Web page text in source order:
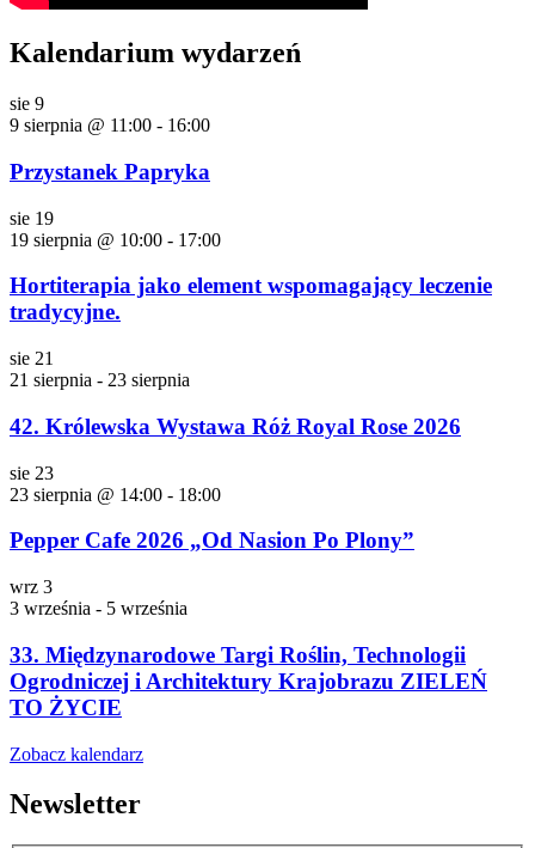
Kalendarium wydarzeń
sie 9
9 sierpnia @ 11:00 - 16:00
Przystanek Papryka
sie 19
19 sierpnia @ 10:00 - 17:00
Hortiterapia jako element wspomagający leczenie
tradycyjne.
sie 21
21 sierpnia - 23 sierpnia
42. Królewska Wystawa Róż Royal Rose 2026
sie 23
23 sierpnia @ 14:00 - 18:00
Pepper Cafe 2026 „Od Nasion Po Plony”
wrz 3
3 września - 5 września
33. Międzynarodowe Targi Roślin, Technologii
Ogrodniczej i Architektury Krajobrazu ZIELEŃ
TO ŻYCIE
Zobacz kalendarz
Newsletter